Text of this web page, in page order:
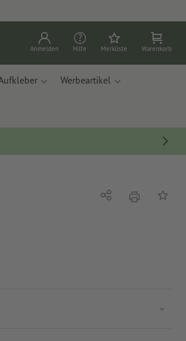
Anmelden Hilfe Merkliste Warenkorb
Werbeartikel
Teilen DruckenAuf